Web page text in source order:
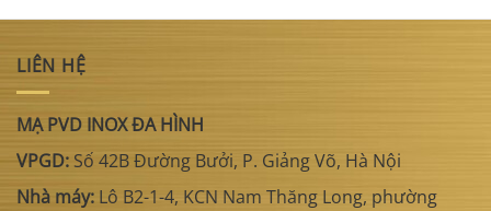
LIÊN HỆ
MẠ PVD INOX ĐA HÌNH
VPGD: Số 42B Đường Bưởi, P. Giảng Võ, Hà Nội
Nhà máy: Lô B2-1-4, KCN Nam Thăng Long, phường